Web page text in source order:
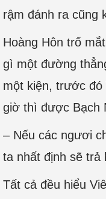
rậm đánh ra cũng
Hoàng Hôn trố
gì một đường
một kiện, trước
giờ thì được Bạch
– Nếu các ngươi
ta nhất định sẽ trả
Tất cả đều hiểu